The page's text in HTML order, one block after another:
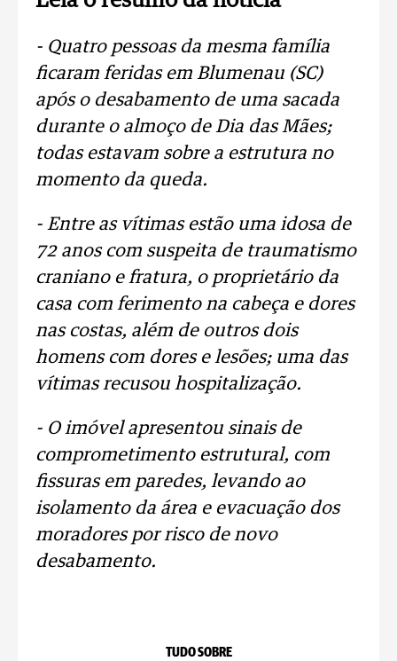
- Quatro pessoas da mesma família
ficaram feridas em Blumenau (SC)
após o desabamento de uma sacada
durante o almoço de Dia das Mães;
todas estavam sobre a estrutura no
momento da queda.
- Entre as vítimas estão uma idosa de
72 anos com suspeita de traumatismo
craniano e fratura, o proprietário da
casa com ferimento na cabeça e dores
nas costas, além de outros dois
homens com dores e lesões; uma das
vítimas recusou hospitalização.
- O imóvel apresentou sinais de
comprometimento estrutural, com
fissuras em paredes, levando ao
isolamento da área e evacuação dos
moradores por risco de novo
desabamento.
TUDO SOBRE